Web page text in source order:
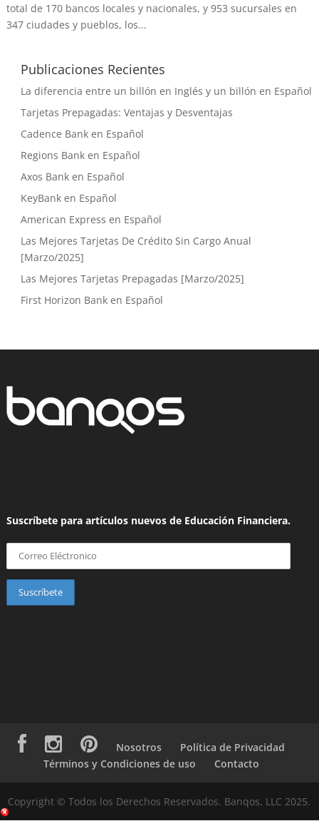
total de 170 bancos locales y nacionales, y 953 sucursales en
347 ciudades y pueblos, los...
Publicaciones Recientes
La diferencia entre un billón en Inglés y un billón en Español
Tarjetas Prepagadas: Ventajas y Desventajas
Cadence Bank en Español
Regions Bank en Español
Axos Bank en Español
KeyBank en Español
American Express en Español
Las Mejores Tarjetas De Crédito Sin Cargo Anual
[Marzo/2025]
Las Mejores Tarjetas Prepagadas [Marzo/2025]
First Horizon Bank en Español
Suscríbete para artículos nuevos de Educación Financiera.
Nosotros
Política de Privacidad
Términos y Condiciones de uso
Contacto
Copyright © Todos los Derechos Reservados. Banqos, LLC 2025.